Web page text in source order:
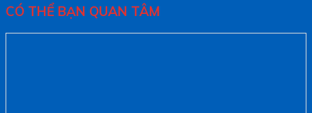
CÓ THỂ BẠN QUAN TÂM